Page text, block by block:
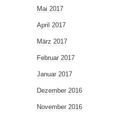
Mai 2017
April 2017
März 2017
Februar 2017
Januar 2017
Dezember 2016
November 2016